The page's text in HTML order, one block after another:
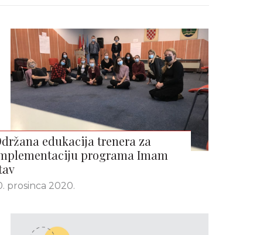
edukacija trenera za
programa Imam
prosinca 2020.